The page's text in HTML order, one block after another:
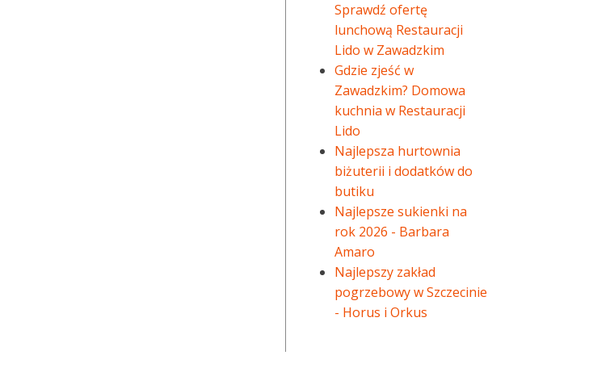
Sprawdź ofertę
lunchową Restauracji
Lido w Zawadzkim
Gdzie zjeść w
Zawadzkim? Domowa
kuchnia w Restauracji
Lido
Najlepsza hurtownia
biżuterii i dodatków do
butiku
Najlepsze sukienki na
rok 2026 - Barbara
Amaro
Najlepszy zakład
pogrzebowy w Szczecinie
- Horus i Orkus